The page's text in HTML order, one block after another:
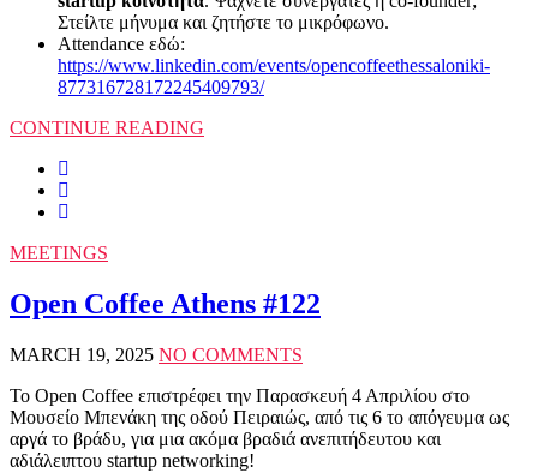
Στείλτε μήνυμα και ζητήστε το μικρόφωνο.
Attendance εδώ:
https://www.linkedin.com/events/opencoffeethessaloniki-
877316728172245409793/
CONTINUE READING
MEETINGS
Open Coffee Athens #122
MARCH 19, 2025 NO COMMENTS
Το Open Coffee επιστρέφει την Παρασκευή 4 Απριλίου στο
Μουσείο Μπενάκη της οδού Πειραιώς, από τις 6 το απόγευμα ως
αργά το βράδυ, για μια ακόμα βραδιά ανεπιτήδευτου και
αδιάλειπτου startup networking!